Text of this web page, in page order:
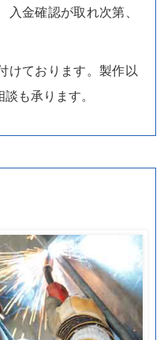
金確認が取れ次第、
けております。製作以
も承ります。